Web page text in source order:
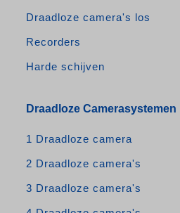
Draadloze camera's los
Recorders
Harde schijven
Draadloze Camerasystemen
1 Draadloze camera
2 Draadloze camera's
3 Draadloze camera's